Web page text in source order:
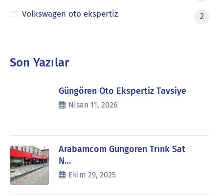
Volkswagen oto ekspertiz
2
Son Yazılar
Güngören Oto Ekspertiz Tavsiye
Nisan 11, 2026
Arabamcom Güngören Trink Sat
N…
Ekim 29, 2025